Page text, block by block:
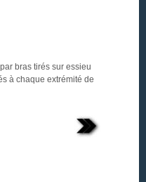
bras tirés sur essieu
à chaque extrémité de